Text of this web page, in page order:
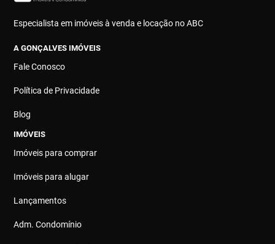
Especialista em imóveis à venda e locação no ABC
A GONÇALVES IMÓVEIS
Fale Conosco
Política de Privacidade
Blog
IMÓVEIS
Imóveis para comprar
Imóveis para alugar
Lançamentos
Adm. Condomínio